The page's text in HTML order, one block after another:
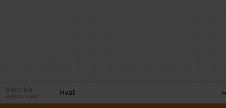
Materiaal
legborden: